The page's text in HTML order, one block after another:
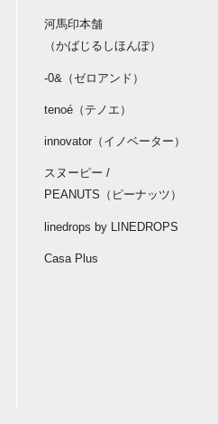
河馬印本舗
（かばじるしほんぽ）
-0&（ゼロアンド）
tenoé（テノエ）
innovator（イノベーター）
スヌーピー /
PEANUTS（ピーナッツ）
linedrops by LINEDROPS
Casa Plus